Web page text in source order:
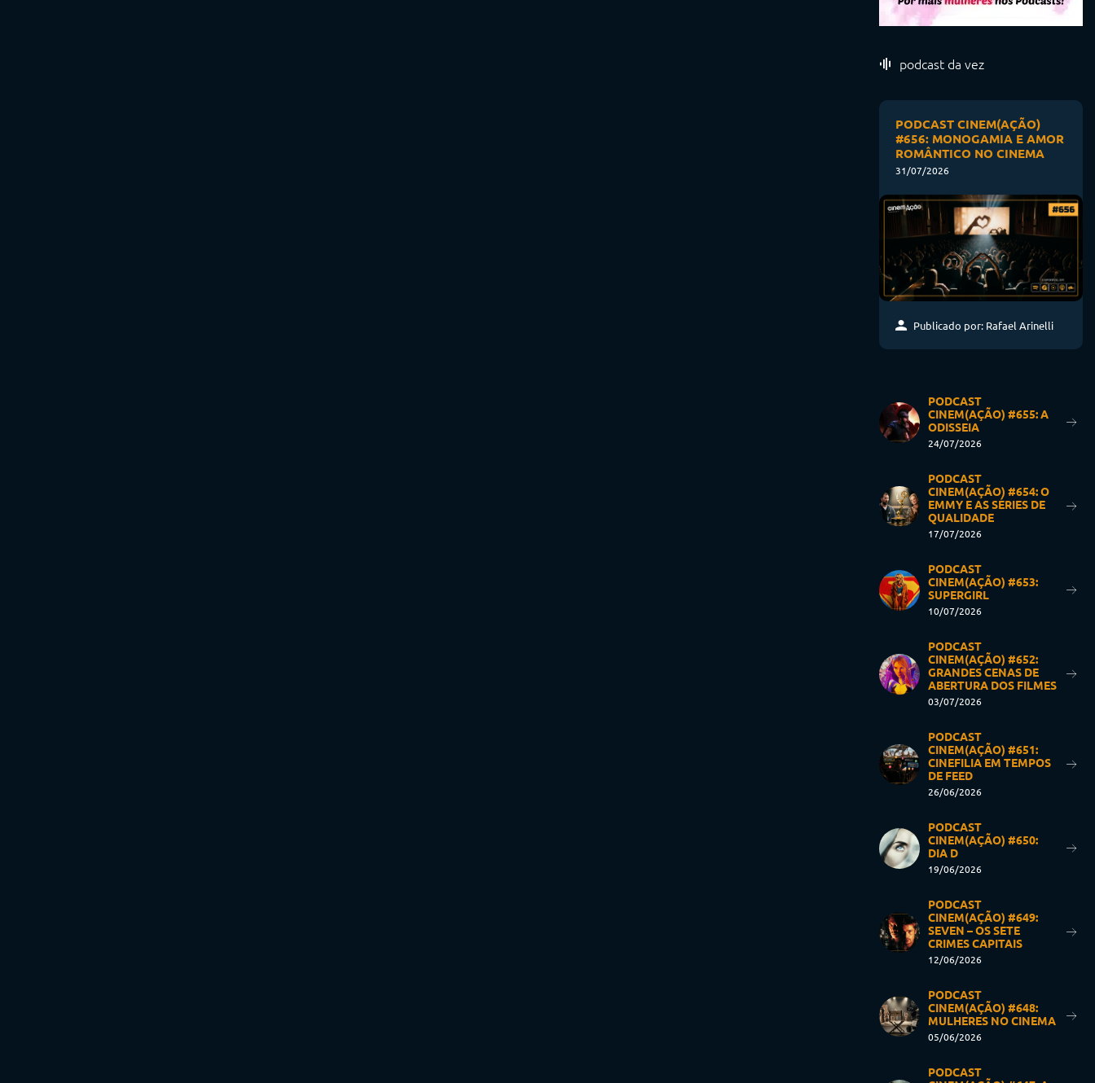
podcast da vez
PODCAST CINEM(AÇÃO)
#656: MONOGAMIA E AMOR
ROMÂNTICO NO CINEMA
31/07/2026
Publicado por: Rafael Arinelli
PODCAST
CINEM(AÇÃO) #655: A
ODISSEIA
24/07/2026
PODCAST
CINEM(AÇÃO) #654: O
EMMY E AS SÉRIES DE
QUALIDADE
17/07/2026
PODCAST
CINEM(AÇÃO) #653:
SUPERGIRL
10/07/2026
PODCAST
CINEM(AÇÃO) #652:
GRANDES CENAS DE
ABERTURA DOS FILMES
03/07/2026
PODCAST
CINEM(AÇÃO) #651:
CINEFILIA EM TEMPOS
DE FEED
26/06/2026
PODCAST
CINEM(AÇÃO) #650:
DIA D
19/06/2026
PODCAST
CINEM(AÇÃO) #649:
SEVEN – OS SETE
CRIMES CAPITAIS
12/06/2026
PODCAST
CINEM(AÇÃO) #648:
MULHERES NO CINEMA
05/06/2026
PODCAST